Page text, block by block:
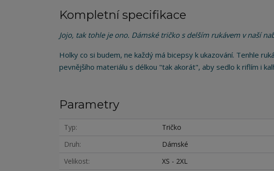
Kompletní specifikace
Jojo, tak tohle je ono. Dámské tričko s delším rukávem v naší
Holky co si budem, ne každý má bicepsy k ukazování. Tenhle
pevnějšího materiálu s délkou "tak akorát", aby sedlo k riflím i
Parametry
Typ
Tričko
Druh
Dámské
Velikost
XS - 2XL